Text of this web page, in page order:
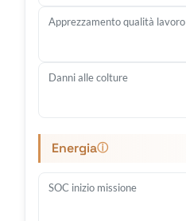
Apprezzamento qualità lavoro
Danni alle colture
Energiaⓘ
SOC inizio missione